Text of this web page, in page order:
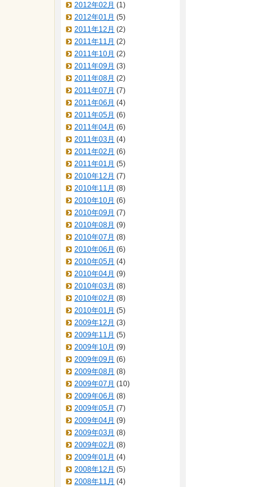
2012年02月 (1)
2012年01月 (5)
2011年12月 (2)
2011年11月 (2)
2011年10月 (2)
2011年09月 (3)
2011年08月 (2)
2011年07月 (7)
2011年06月 (4)
2011年05月 (6)
2011年04月 (6)
2011年03月 (4)
2011年02月 (6)
2011年01月 (5)
2010年12月 (7)
2010年11月 (8)
2010年10月 (6)
2010年09月 (7)
2010年08月 (9)
2010年07月 (8)
2010年06月 (6)
2010年05月 (4)
2010年04月 (9)
2010年03月 (8)
2010年02月 (8)
2010年01月 (5)
2009年12月 (3)
2009年11月 (5)
2009年10月 (9)
2009年09月 (6)
2009年08月 (8)
2009年07月 (10)
2009年06月 (8)
2009年05月 (7)
2009年04月 (9)
2009年03月 (8)
2009年02月 (8)
2009年01月 (4)
2008年12月 (5)
2008年11月 (4)